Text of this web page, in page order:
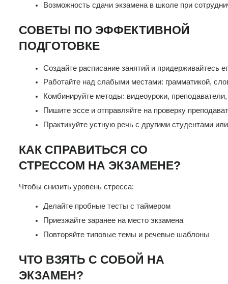
Возможность сдачи экзамена в школе при
СОВЕТЫ ПО ЭФФЕКТИВНОЙ
ПОДГОТОВКЕ
Создайте расписание занятий и придерживайтесь
Работайте над слабыми местами: грамматикой,
Комбинируйте методы: видеоуроки,
Пишите эссе и отправляйте на проверку
Практикуйте устную речь с другими студентами
КАК СПРАВИТЬСЯ СО
СТРЕССОМ НА ЭКЗАМЕНЕ?
Чтобы снизить уровень стресса:
Делайте пробные тесты с таймером
Приезжайте заранее на место экзамена
Повторяйте типовые темы и речевые шаблоны
ЧТО ВЗЯТЬ С СОБОЙ НА
ЭКЗАМЕН?